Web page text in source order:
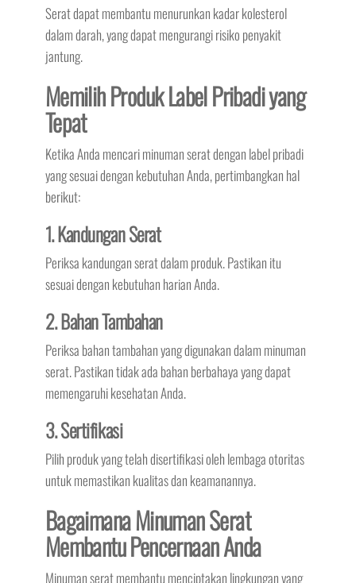
Serat dapat membantu menurunkan kadar kolesterol
dalam darah, yang dapat mengurangi risiko penyakit
jantung.
Memilih Produk Label Pribadi yang
Tepat
Ketika Anda mencari minuman serat dengan label pribadi
yang sesuai dengan kebutuhan Anda, pertimbangkan hal
berikut:
1. Kandungan Serat
Periksa kandungan serat dalam produk. Pastikan itu
sesuai dengan kebutuhan harian Anda.
2. Bahan Tambahan
Periksa bahan tambahan yang digunakan dalam minuman
serat. Pastikan tidak ada bahan berbahaya yang dapat
memengaruhi kesehatan Anda.
3. Sertifikasi
Pilih produk yang telah disertifikasi oleh lembaga otoritas
untuk memastikan kualitas dan keamanannya.
Bagaimana Minuman Serat
Membantu Pencernaan Anda
Minuman serat membantu menciptakan lingkungan yang